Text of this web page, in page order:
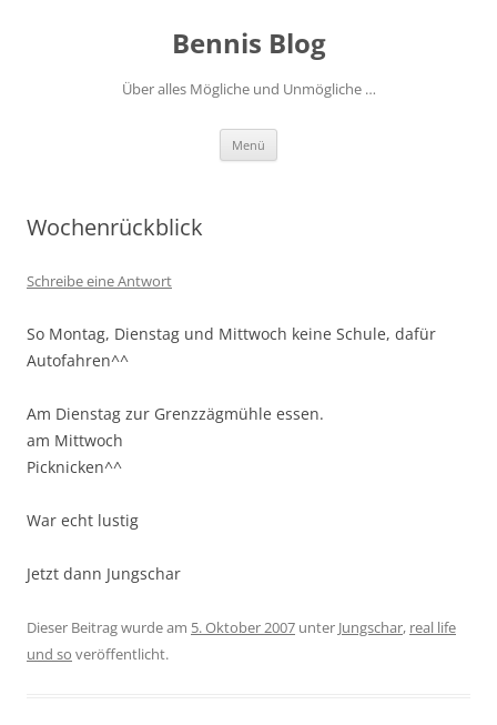
Bennis Blog
Über alles Mögliche und Unmögliche …
Menü
Wochenrückblick
Schreibe eine Antwort
So Montag, Dienstag und Mittwoch keine Schule, dafür
Autofahren^^
Am Dienstag zur Grenzzägmühle essen.
am Mittwoch
Picknicken^^
War echt lustig
Jetzt dann Jungschar
Dieser Beitrag wurde am 5. Oktober 2007 unter Jungschar, real life
und so veröffentlicht.